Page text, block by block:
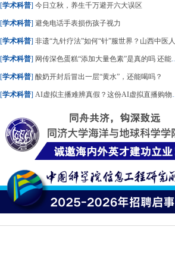
[学术科普] 今日立秋，养生千万避开六大误区
[学术科普] 避免电话手表损伤孩子视力
[学术科普] 非遗“九针疗法”如何“针”服世界？山西中医人这样答
[学术科普] 网传深色蛋糕“添加大量色素”是真的吗 还能不能吃？
[学术科普] 酸奶开封后冒出一层“黄水”，还能喝吗？
[学术科普] AI虚拟主播难辨真假？这份AI虚拟直播购物指南请收好